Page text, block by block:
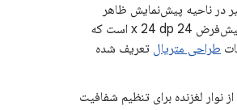
در ناحیه پیش‌نمایش ظاهر
می‌شود. پیش‌فرض 24 x 24 dp است که
طراحی متریال تعریف شده
نوار لغزنده برای تنظیم شفافیت